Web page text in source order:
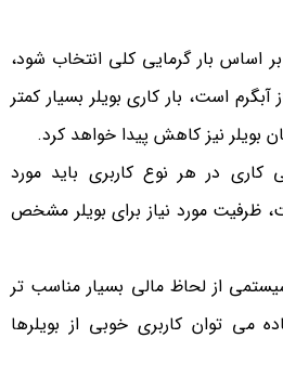
بر اساس بار گرمایی کلی انتخاب شود،
است، بار کاری بویلر بسیار کمتر
بویلر نیز کاهش پیدا خواهد کرد.
کاری در هر نوع کاربری باید مورد
ظرفیت مورد نیاز برای بویلر مشخص
از لحاظ مالی بسیار مناسب تر
توان کاربری خوبی از بویلرها